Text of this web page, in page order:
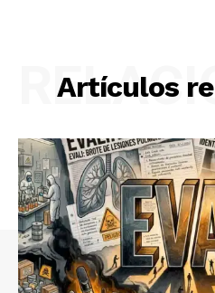
Artículos